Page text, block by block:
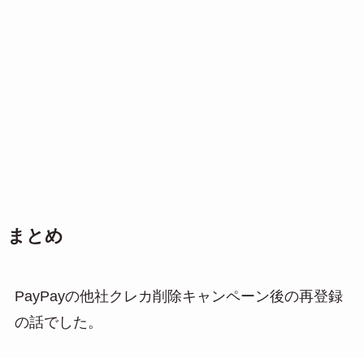
まとめ
PayPayの他社クレカ削除キャンペーン後の再登録
の話でした。